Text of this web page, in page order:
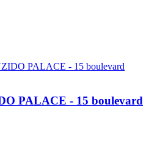
PALACE - 15 boulevard